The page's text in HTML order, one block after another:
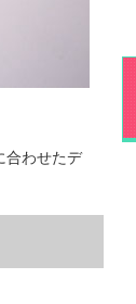
合わせたデ